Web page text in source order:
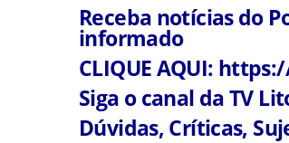
Receba notícias do
informado
CLIQUE AQUI:
Siga o canal da TV
Dúvidas, Críticas,